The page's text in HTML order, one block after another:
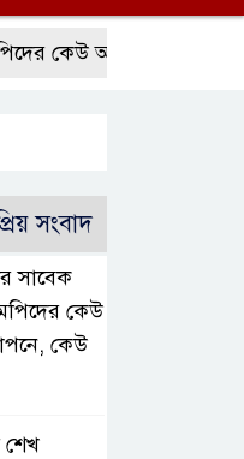
কেউ আত্মগোপনে, কেউ
সংবাদ
সাবেক
কেউ
কেউ
শেখ